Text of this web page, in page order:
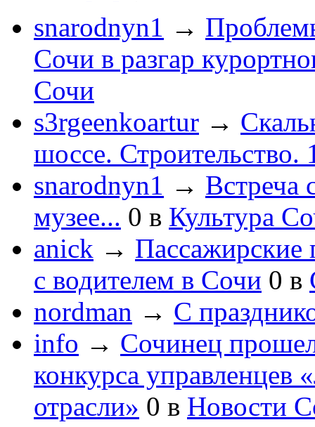
snarodnyn1 →
Сочи в разгар
Сочи
s3rgeenkoartur →
шоссе. Строительство.
snarodnyn1 → Встреча
музее... 0 в Культура
anick → Пассажирские
с водителем в Сочи 0 в
nordman → С
info → Сочинец
конкурса управленцев
отрасли» 0 в Новости